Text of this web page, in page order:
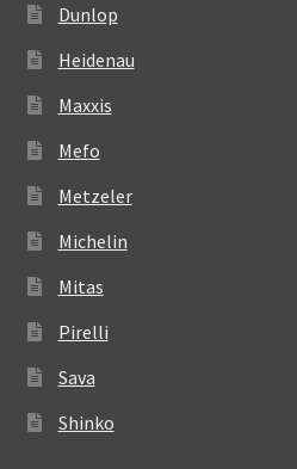
Dunlop
Heidenau
Maxxis
Mefo
Metzeler
Michelin
Mitas
Pirelli
Sava
Shinko